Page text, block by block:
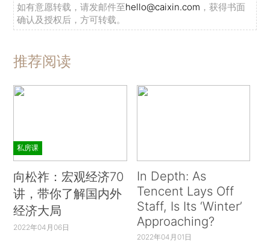
如有意愿转载，请发邮件至hello@caixin.com ，获得书面
确认及授权后，方可转载。
推荐阅读
私房课
向松祚：宏观经济70
讲，带你了解国内外
经济大局
2022年04月06日
In Depth: As
Tencent Lays Off
Staff, Is Its ‘Winter’
Approaching?
2022年04月01日